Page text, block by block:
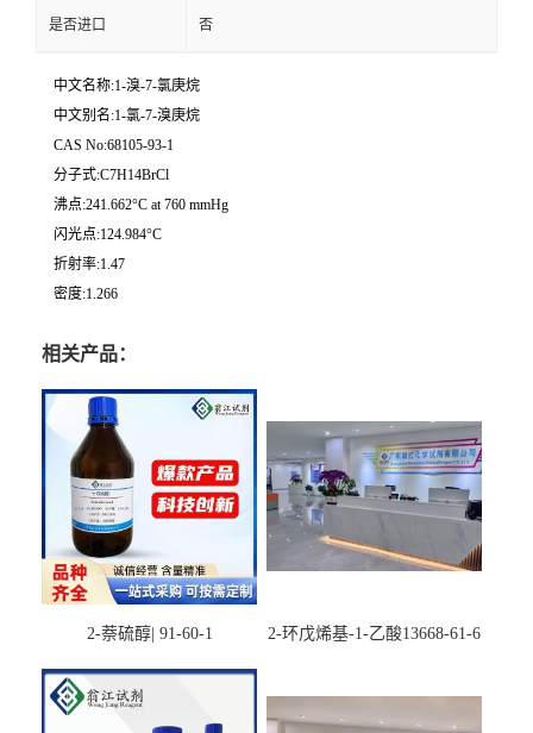
是否进口 否
中文名称:1-溴-7-氯庚烷
中文别名:1-氯-7-溴庚烷
CAS No:68105-93-1
分子式:C7H14BrCl
沸点:241.662°C at 760 mmHg
闪光点:124.984°C
折射率:1.47
密度:1.266
相关产品：
2-萘硫醇| 91-60-1 2-环戊烯基-1-乙酸13668-61-6